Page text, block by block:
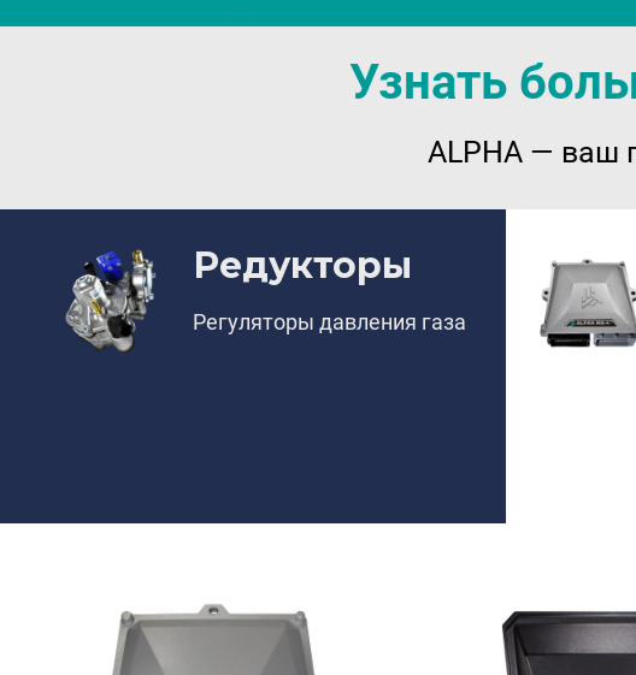
Узнать
ALPHA — ваш
Редукторы
Регуляторы давления газа